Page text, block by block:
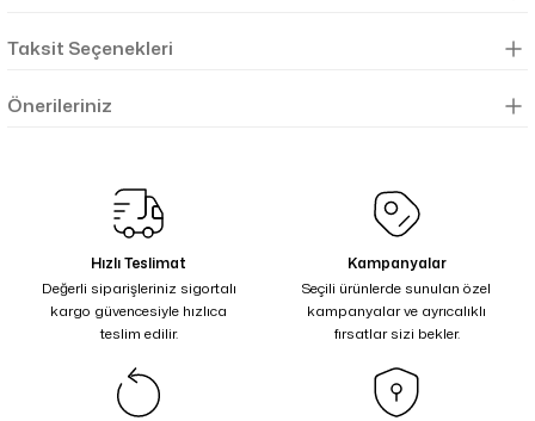
Taksit Seçenekleri
Önerileriniz
Hızlı Teslimat
Değerli siparişleriniz sigortalı
kargo güvencesiyle hızlıca
teslim edilir.
Kampanyalar
Seçili ürünlerde sunulan özel
kampanyalar ve ayrıcalıklı
fırsatlar sizi bekler.